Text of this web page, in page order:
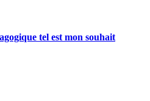
tel est mon souhait